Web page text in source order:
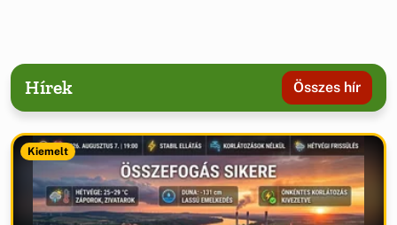
Hírek Összes hír
Kiemelt